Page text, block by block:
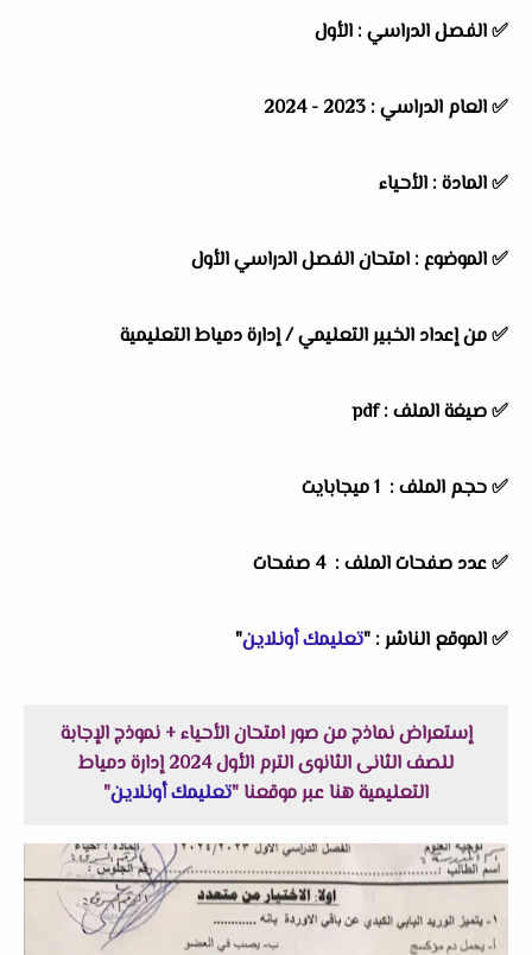
✅الفصل الدراسي : الأول
✅العام الدراسي :
✅المادة : الأحياء
✅الموضوع : امتحان الفصل الدراسي الأول
✅من إعداد الخبير التعليمي /إدارة دمياط التعليمية
✅ صيغة الملف : pdf
✅ حجم الملف : 1 ميجابايت
✅ عدد صفحات الملف : 4 صفحات
✅الموقع الناشر : "تعليمك أونلاين"
إستعراض نماذج من صور امتحان الأحياء + نموذج الإجابة
للصف الثانى الثانوى الترم الأول 2024 إدارة دمياط
التعليمية هنا عبر موقعنا "تعليمك أونلاين"